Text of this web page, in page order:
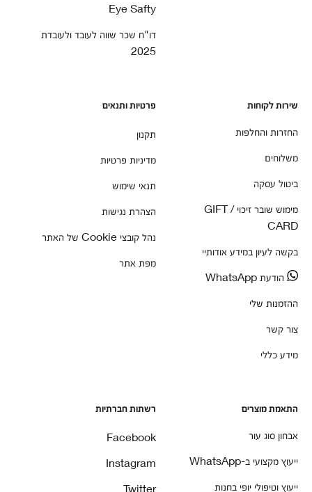
Eye Safty
דו"ח שכר שווה לעובד ולעובדת
2025
שירות לקוחות
החזרות והחלפות
משלוחים
ביטול עסקה
מימוש שובר זיכוי / GIFT
CARD
בקשה לעיון במידע אודותיי
הודעת WhatsApp
ההזמנות שלי
צור קשר
מידע כללי
פרטיות ותנאים
תקנון
מדיניות פרטיות
תנאי שימוש
הצהרת נגישות
נהל קובצי Cookie של האתר
מפת אתר
התאמת מוצרים
אבחון סוג עור
ייעוץ מקצועי ב-WhatsApp
ייעוץ וטיפולי יופי בחנות
רשתות חברתיות
Facebook
Instagram
Twitter